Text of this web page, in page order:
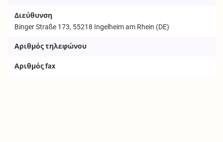
Διεύθυνση
Binger Straße 173, 55218 Ingelheim am Rhein (DE)
Αριθμός τηλεφώνου
Αριθμός fax